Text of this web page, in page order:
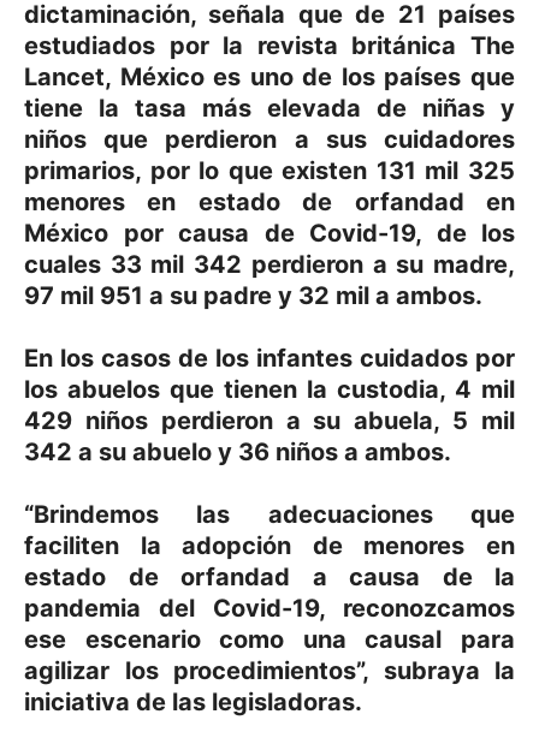
dictaminación, señala que de 21 países
estudiados por la revista británica The
Lancet, México es uno de los países que
tiene la tasa más elevada de niñas y
niños que perdieron a sus cuidadores
primarios, por lo que existen 131 mil 325
menores en estado de orfandad en
México por causa de Covid-19, de los
cuales 33 mil 342 perdieron a su madre,
97 mil 951 a su padre y 32 mil a ambos.
En los casos de los infantes cuidados por
los abuelos que tienen la custodia, 4 mil
429 niños perdieron a su abuela, 5 mil
342 a su abuelo y 36 niños a ambos.
“Brindemos las adecuaciones que
faciliten la adopción de menores en
estado de orfandad a causa de la
pandemia del Covid-19, reconozcamos
ese escenario como una causal para
agilizar los procedimientos”, subraya la
iniciativa de las legisladoras.